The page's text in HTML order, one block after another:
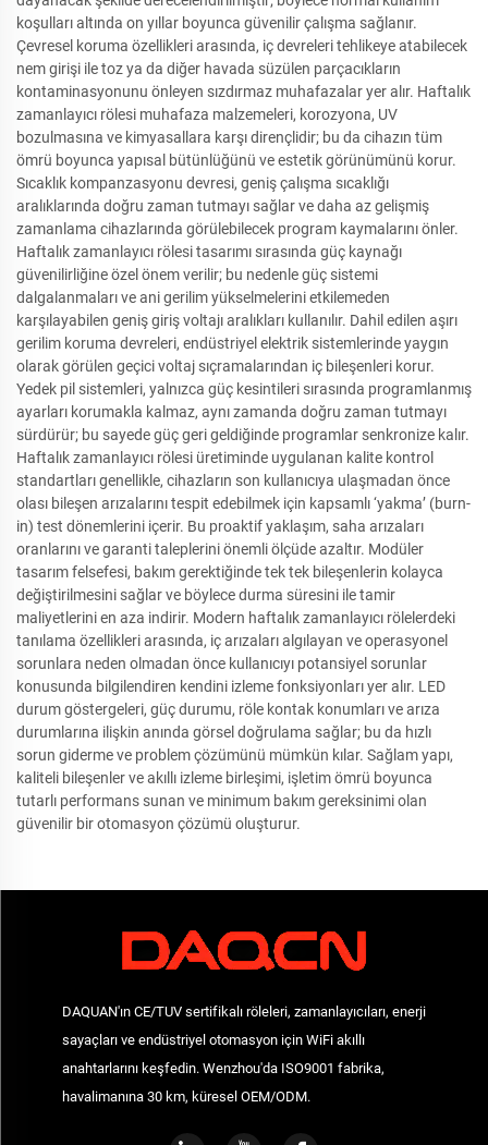
koşulları altında on yıllar boyunca güvenilir çalışma sağlanır.
Çevresel koruma özellikleri arasında, iç devreleri tehlikeye atabilecek
nem girişi ile toz ya da diğer havada süzülen parçacıkların
kontaminasyonunu önleyen sızdırmaz muhafazalar yer alır. Haftalık
zamanlayıcı rölesi muhafaza malzemeleri, korozyona, UV
bozulmasına ve kimyasallara karşı dirençlidir; bu da cihazın tüm
ömrü boyunca yapısal bütünlüğünü ve estetik görünümünü korur.
Sıcaklık kompanzasyonu devresi, geniş çalışma sıcaklığı
aralıklarında doğru zaman tutmayı sağlar ve daha az gelişmiş
zamanlama cihazlarında görülebilecek program kaymalarını önler.
Haftalık zamanlayıcı rölesi tasarımı sırasında güç kaynağı
güvenilirliğine özel önem verilir; bu nedenle güç sistemi
dalgalanmaları ve ani gerilim yükselmelerini etkilemeden
karşılayabilen geniş giriş voltajı aralıkları kullanılır. Dahil edilen aşırı
gerilim koruma devreleri, endüstriyel elektrik sistemlerinde yaygın
olarak görülen geçici voltaj sıçramalarından iç bileşenleri korur.
Yedek pil sistemleri, yalnızca güç kesintileri sırasında programlanmış
ayarları korumakla kalmaz, aynı zamanda doğru zaman tutmayı
sürdürür; bu sayede güç geri geldiğinde programlar senkronize kalır.
Haftalık zamanlayıcı rölesi üretiminde uygulanan kalite kontrol
standartları genellikle, cihazların son kullanıcıya ulaşmadan önce
olası bileşen arızalarını tespit edebilmek için kapsamlı ‘yakma’ (burn-
in) test dönemlerini içerir. Bu proaktif yaklaşım, saha arızaları
oranlarını ve garanti taleplerini önemli ölçüde azaltır. Modüler
tasarım felsefesi, bakım gerektiğinde tek tek bileşenlerin kolayca
değiştirilmesini sağlar ve böylece durma süresini ile tamir
maliyetlerini en aza indirir. Modern haftalık zamanlayıcı rölelerdeki
tanılama özellikleri arasında, iç arızaları algılayan ve operasyonel
sorunlara neden olmadan önce kullanıcıyı potansiyel sorunlar
konusunda bilgilendiren kendini izleme fonksiyonları yer alır. LED
durum göstergeleri, güç durumu, röle kontak konumları ve arıza
durumlarına ilişkin anında görsel doğrulama sağlar; bu da hızlı
sorun giderme ve problem çözümünü mümkün kılar. Sağlam yapı,
kaliteli bileşenler ve akıllı izleme birleşimi, işletim ömrü boyunca
tutarlı performans sunan ve minimum bakım gereksinimi olan
güvenilir bir otomasyon çözümü oluşturur.
DAQUAN'ın CE/TUV sertifikalı röleleri, zamanlayıcıları, enerji
sayaçları ve endüstriyel otomasyon için WiFi akıllı
anahtarlarını keşfedin. Wenzhou'da ISO9001 fabrika,
havalimanına 30 km, küresel OEM/ODM.